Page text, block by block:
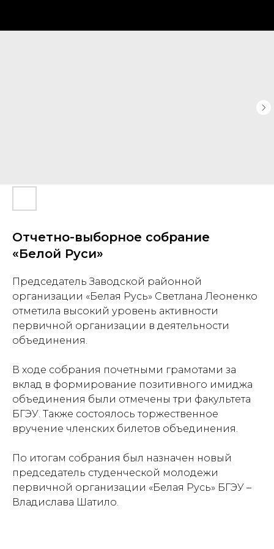
Отчетно-выборное собрание
«Белой Руси»
Председатель Заводской районной
организации «Белая Русь» Светлана Леоненко
отметила высокий уровень активности
первичной организации в деятельности
объединения.
В ходе собрания почетными грамотами за
вклад в формирование позитивного имиджа
объединения были отмечены три факультета
БГЭУ. Также состоялось торжественное
вручение членских билетов объединения.
По итогам собрания был назначен новый
председатель студенческой молодежи
первичной организации «Белая Русь» БГЭУ –
Владислава Шатило.